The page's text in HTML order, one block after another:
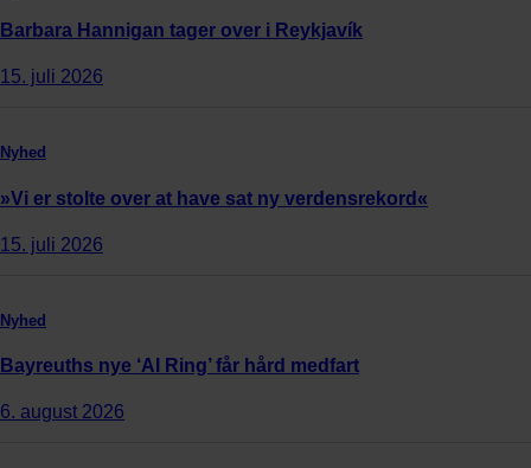
Barbara Hannigan tager over i Reykjavík
15. juli 2026
Nyhed
»Vi er stolte over at have sat ny verdensrekord«
15. juli 2026
Nyhed
Bayreuths nye ‘AI Ring’ får hård medfart
6. august 2026